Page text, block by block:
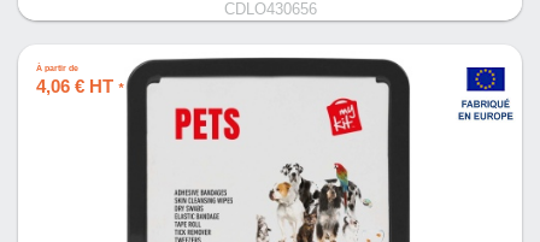
CDLO430656
À partir de
4,06 € HT *